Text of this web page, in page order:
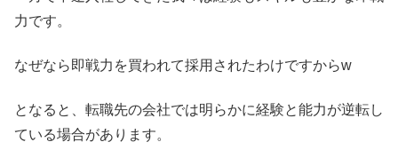
力です。
なぜなら即戦力を買われて採用されたわけですからw
となると、転職先の会社では明らかに経験と能力が逆転し
ている場合があります。